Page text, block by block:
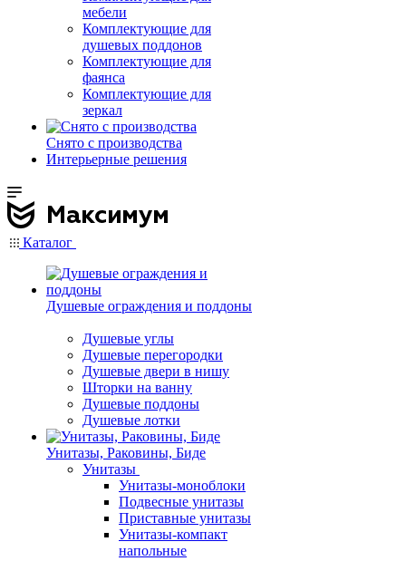
мебели
Комплектующие для
душевых поддонов
Комплектующие для
фаянса
Комплектующие для
зеркал
Снято с производства
Интерьерные решения
Каталог
Душевые ограждения и поддоны
Душевые углы
Душевые перегородки
Душевые двери в нишу
Шторки на ванну
Душевые поддоны
Душевые лотки
Унитазы, Раковины, Биде
Унитазы
Унитазы-моноблоки
Подвесные унитазы
Приставные унитазы
Унитазы-компакт
напольные